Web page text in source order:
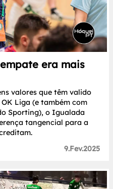
era mais
valores que têm valido
Liga (e também com
Sporting), o Igualada
tangencial para a
9.Fev.2025